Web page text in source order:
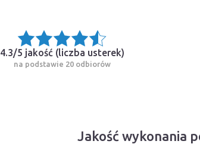
4.3/5 jakość (liczba usterek)
na podstawie 20 odbiorów
Jakość wykonania